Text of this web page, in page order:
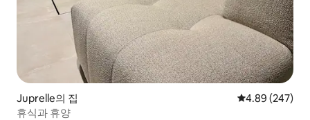
Juprelle의 집 평점 4.89점(5
4.89 (247)
휴식과 휴양